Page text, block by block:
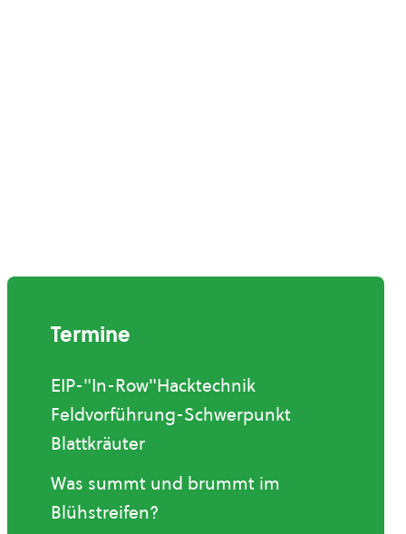
Termine
EIP-"In-Row"Hacktechnik
Feldvorführung-Schwerpunkt
Blattkräuter
Was summt und brummt im
Blühstreifen?